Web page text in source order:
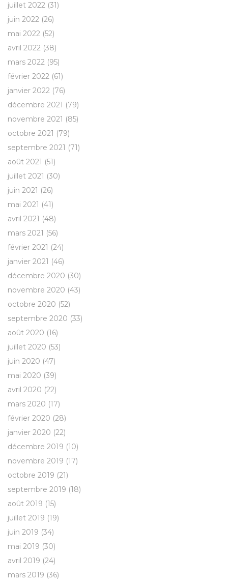
juillet 2022 (31)
juin 2022 (26)
mai 2022 (52)
avril 2022 (38)
mars 2022 (95)
février 2022 (61)
janvier 2022 (76)
décembre 2021 (79)
novembre 2021 (85)
octobre 2021 (79)
septembre 2021 (71)
août 2021 (51)
juillet 2021 (30)
juin 2021 (26)
mai 2021 (41)
avril 2021 (48)
mars 2021 (56)
février 2021 (24)
janvier 2021 (46)
décembre 2020 (30)
novembre 2020 (43)
octobre 2020 (52)
septembre 2020 (33)
août 2020 (16)
juillet 2020 (53)
juin 2020 (47)
mai 2020 (39)
avril 2020 (22)
mars 2020 (17)
février 2020 (28)
janvier 2020 (22)
décembre 2019 (10)
novembre 2019 (17)
octobre 2019 (21)
septembre 2019 (18)
août 2019 (15)
juillet 2019 (19)
juin 2019 (34)
mai 2019 (30)
avril 2019 (24)
mars 2019 (36)